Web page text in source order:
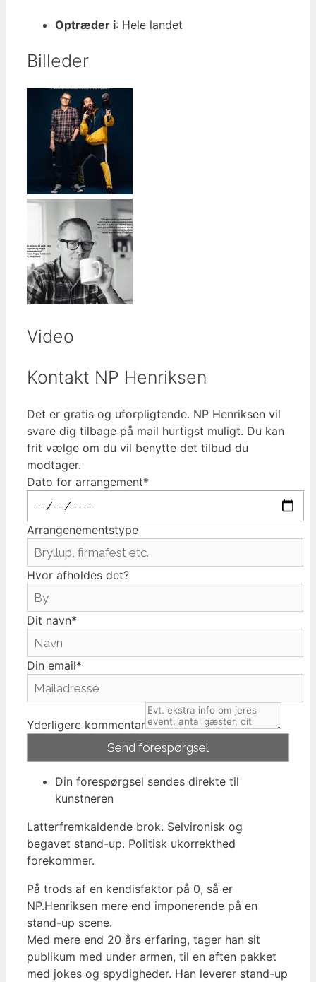
Optræder i: Hele landet
Billeder
Video
Kontakt NP Henriksen
Det er gratis og uforpligtende. NP Henriksen vil
svare dig tilbage på mail hurtigst muligt. Du kan
frit vælge om du vil benytte det tilbud du
modtager.
Dato for arrangement*
Arrangenementstype
Hvor afholdes det?
Dit navn*
Din email*
Yderligere kommentar
Din forespørgsel sendes direkte til
kunstneren
Latterfremkaldende brok. Selvironisk og
begavet stand-up. Politisk ukorrekthed
forekommer.
På trods af en kendisfaktor på 0, så er
NP.Henriksen mere end imponerende på en
stand-up scene.
Med mere end 20 års erfaring, tager han sit
publikum med under armen, til en aften pakket
med jokes og spydigheder. Han leverer stand-up